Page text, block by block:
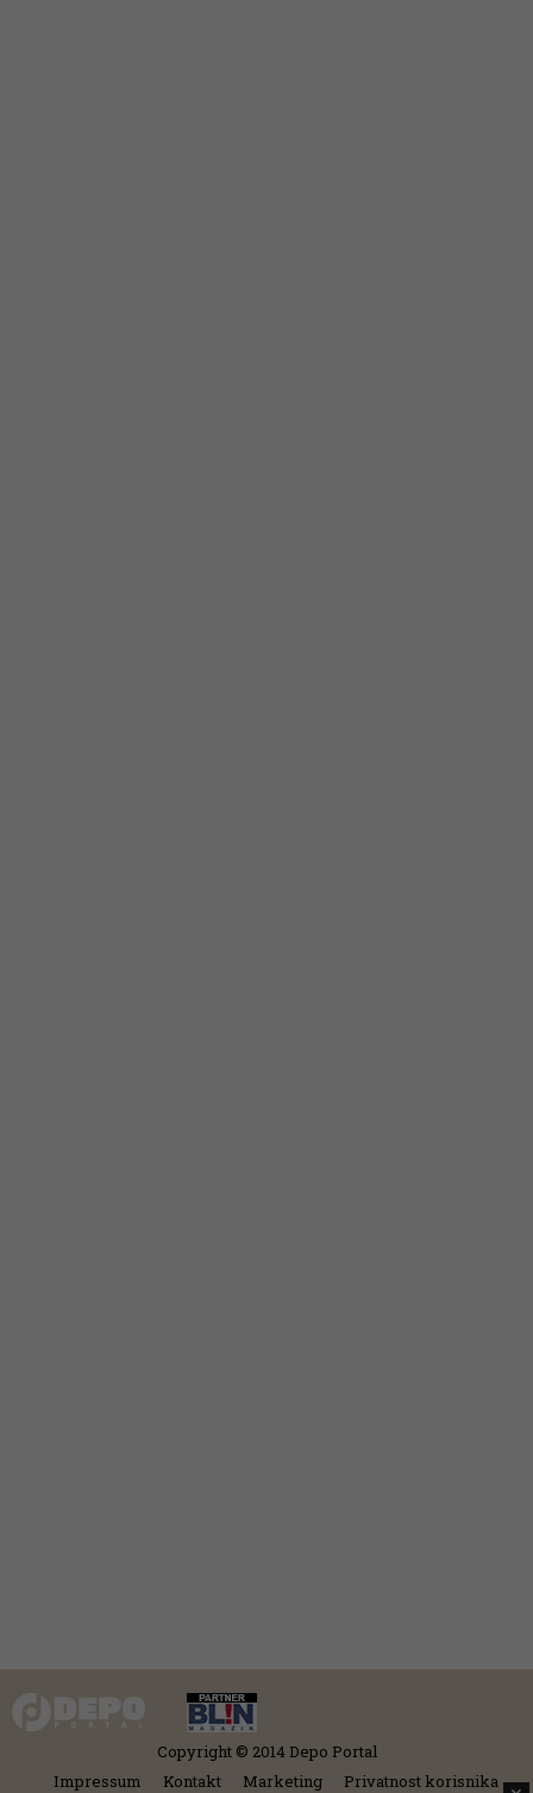
Copyright © 2014 Depo Portal
Impressum
Kontakt Marketing Privatnost korisnika